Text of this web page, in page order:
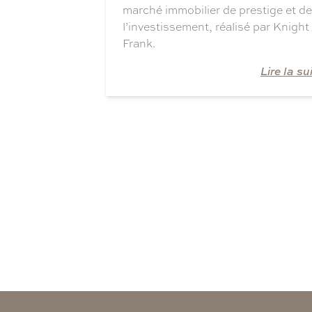
marché immobilier de prestige et de
l’investissement, réalisé par Knight
Frank.
Lire la